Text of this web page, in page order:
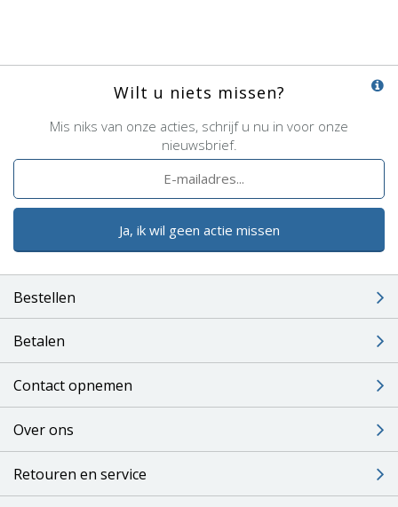
Wilt u niets missen?
Mis niks van onze acties, schrijf u nu in voor onze
nieuwsbrief.
Ja, ik wil geen actie missen
Bestellen
Betalen
Contact opnemen
Over ons
Retouren en service